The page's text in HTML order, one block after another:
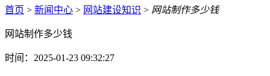
首页 > 新闻中心 > 网站建设知识 > 网站制作多少钱
网站制作多少钱
时间：2025-01-23 09:32:27